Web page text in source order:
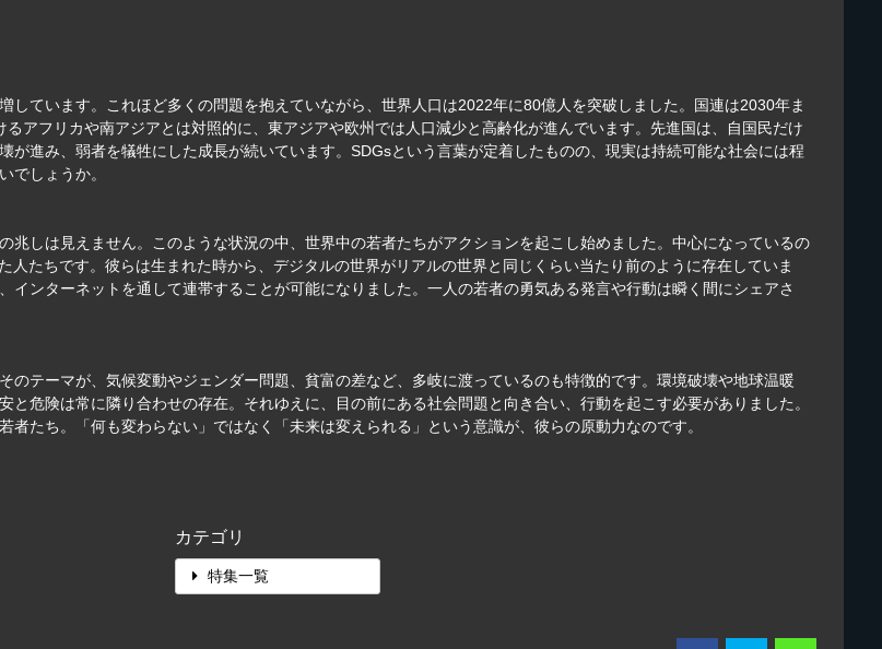
ています。これほど多くの問題を抱えていながら、世界人口は2022年に80億人を突破しました。国連は2030年ま
アフリカや南アジアとは対照的に、東アジアや欧州では人口減少と高齢化が進んでいます。先進国は、自国民だけ
進み、弱者を犠牲にした成長が続いています。SDGsという言葉が定着したものの、現実は持続可能な社会には程
でしょうか。
しは見えません。このような状況の中、世界中の若者たちがアクションを起こし始めました。中心になっているの
たちです。彼らは生まれた時から、デジタルの世界がリアルの世界と同じくらい当たり前のように存在していま
ンターネットを通して連帯することが可能になりました。一人の若者の勇気ある発言や行動は瞬く間にシェアさ
テーマが、気候変動やジェンダー問題、貧富の差など、多岐に渡っているのも特徴的です。環境破壊や地球温暖
危険は常に隣り合わせの存在。それゆえに、目の前にある社会問題と向き合い、行動を起こす必要がありました。
たち。「何も変わらない」ではなく「未来は変えられる」という意識が、彼らの原動力なのです。
カテゴリ
特集一覧